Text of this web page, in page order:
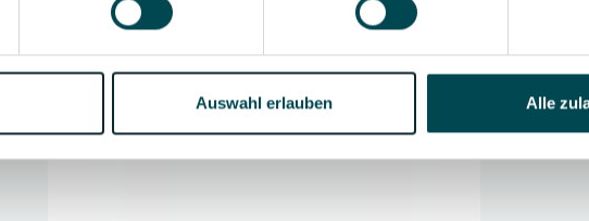
Auswahl erlauben Alle
Demo buchen
Demo buchen
So funktioniert’s
So funktioniert’s